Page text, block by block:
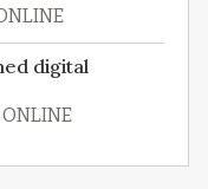
digital